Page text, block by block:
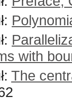
with
The